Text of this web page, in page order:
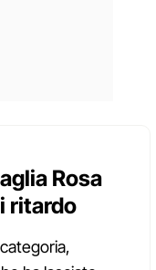
Rosa
ritardo